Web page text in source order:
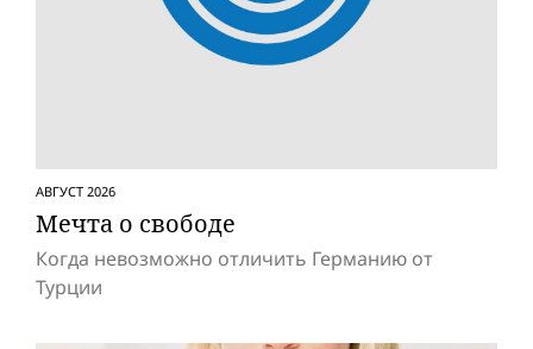
АВГУСТ 2026
Мечта о свободе
Когда невозможно отличить Германию от
Турции